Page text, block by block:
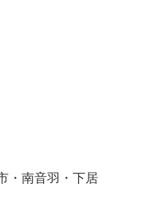
・南音羽・下居